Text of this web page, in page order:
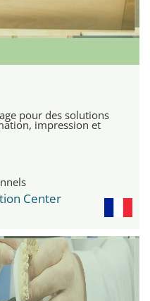
pour des solutions
impression et
Center